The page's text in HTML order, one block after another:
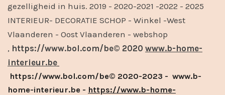
gezelligheid in huis. 2019 - 2020-2021 -2022 - 2025
INTERIEUR- DECORATIE SCHOP - Winkel -West
Vlaanderen - Oost Vlaanderen - webshop
, https://www.bol.com/be© 2020 www.b-home-
interieur.be
https://www.bol.com/be© 2020-2023 - www.b-
home-interieur.be - https://www.b-home-